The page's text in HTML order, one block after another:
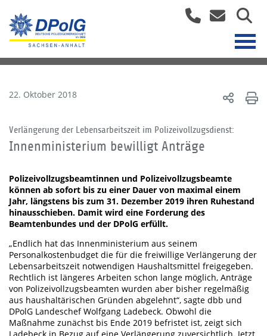
22. Oktober 2018
Verlängerung der Lebensarbeitszeit im Polizeivollzugsdienst:
Innenministerium bewilligt Anträge
Polizeivollzugsbeamtinnen und Polizeivollzugsbeamte
können ab sofort bis zu einer Dauer von maximal einem
Jahr, längstens bis zum 31. Dezember 2019 ihren Ruhestand
hinausschieben. Damit wird eine Forderung des
Beamtenbundes und der DPolG erfüllt.
„Endlich hat das Innenministerium aus seinem
Personalkostenbudget die für die freiwillige Verlängerung der
Lebensarbeitszeit notwendigen Haushaltsmittel freigegeben.
Rechtlich ist längeres Arbeiten schon lange möglich, Anträge
von Polizeivollzugsbeamten wurden aber bisher regelmäßig
aus haushaltärischen Gründen abgelehnt“, sagte dbb und
DPolG Landeschef Wolfgang Ladebeck. Obwohl die
Maßnahme zunächst bis Ende 2019 befristet ist, zeigt sich